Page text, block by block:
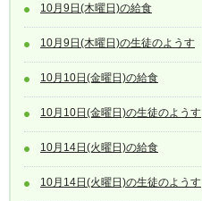
10月9日(木曜日)の給食
10月9日(木曜日)の生徒のようす
10月10日(金曜日)の給食
10月10日(金曜日)の生徒のようす
10月14日(火曜日)の給食
10月14日(火曜日)の生徒のようす